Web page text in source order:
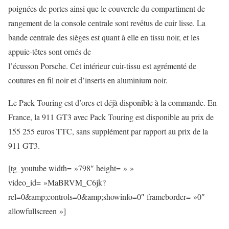
poignées de portes ainsi que le couvercle du compartiment de
rangement de la console centrale sont revêtus de cuir lisse. La
bande centrale des sièges est quant à elle en tissu noir, et les
appuie-têtes sont ornés de
l’écusson Porsche. Cet intérieur cuir-tissu est agrémenté de
coutures en fil noir et d’inserts en aluminium noir.
Le Pack Touring est d’ores et déjà disponible à la commande. En
France, la 911 GT3 avec Pack Touring est disponible au prix de
155 255 euros TTC, sans supplément par rapport au prix de la
911 GT3.
[tg_youtube width= »798″ height= » »
video_id= »MaBRVM_C6jk?
rel=0&amp;controls=0&amp;showinfo=0″ frameborder= »0″
allowfullscreen »]